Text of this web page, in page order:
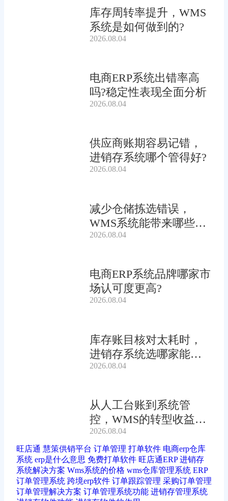
库存周转率提升，WMS
系统是如何做到的?
2026.08.04
电商ERP系统出错率高
吗?稳定性表现全面分析
2026.08.04
供应商账期容易记错，
进销存系统哪个管得好?
2026.08.04
减少仓储拣选错误，
WMS系统能带来哪些连
锁收益?
2026.08.04
电商ERP系统品牌哪家市
场认可度更高?
2026.08.04
库存账目核对太耗时，
进销存系统选哪家能自
动?
2026.08.04
从人工台账到系统管
控，WMS的转型收益有
多大?
2026.08.04
旺店通 慧策供销平台 订单管理 打单软件 电商erp仓库
系统 erp是什么意思 免费打单软件 旺店通ERP 进销存
系统解决方案 Wms系统的价格 wms仓库管理系统 ERP
订单管理系统 跨境erp软件 订单跟踪管理 采购订单管理
订单管理解决方案 订单管理系统功能 进销存管理系统